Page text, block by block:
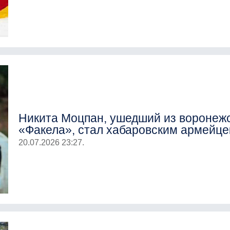
Никита Моцпан, ушедший из
«Факела», стал хабаровским
20.07.2026 23:27.